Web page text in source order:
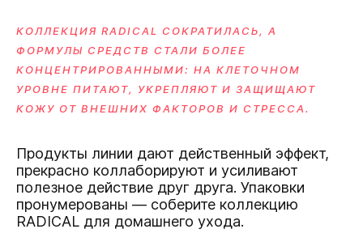
КОЛЛЕКЦИЯ RADICAL СОКРАТИЛАСЬ, А
ФОРМУЛЫ СРЕДСТВ СТАЛИ БОЛЕЕ
КОНЦЕНТРИРОВАННЫМИ: НА КЛЕТОЧНОМ
УРОВНЕ ПИТАЮТ, УКРЕПЛЯЮТ И ЗАЩИЩАЮТ
КОЖУ ОТ ВНЕШНИХ ФАКТОРОВ И СТРЕССА.
Продукты линии дают действенный эффект,
прекрасно коллаборируют и усиливают
полезное действие друг друга. Упаковки
пронумерованы — соберите коллекцию
RADICAL для домашнего ухода.